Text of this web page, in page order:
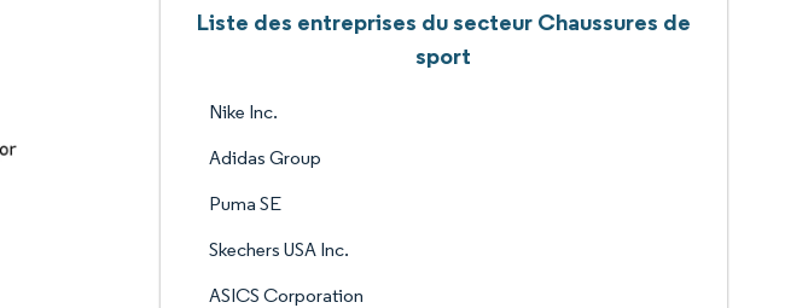
Liste des entreprises du secteur Chaussures de
sport
Nike Inc.
Adidas Group
Puma SE
Skechers USA Inc.
ASICS Corporation